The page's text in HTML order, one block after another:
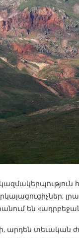
են
արդեն տեւական